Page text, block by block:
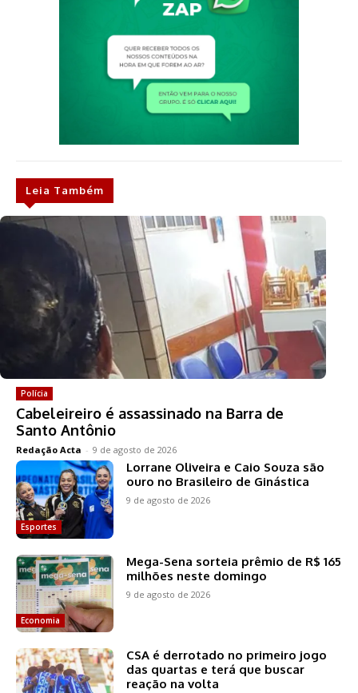
Leia Também
Polícia
Cabeleireiro é assassinado na Barra de
Santo Antônio
Redação Acta - 9 de agosto de 2026
Esportes
Lorrane Oliveira e Caio Souza são
ouro no Brasileiro de Ginástica
9 de agosto de 2026
Economia
Mega-Sena sorteia prêmio de R$ 165
milhões neste domingo
9 de agosto de 2026
CSA é derrotado no primeiro jogo
das quartas e terá que buscar
reação na volta